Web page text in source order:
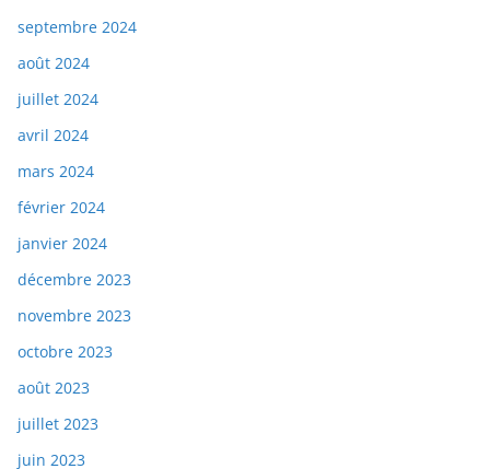
septembre 2024
août 2024
juillet 2024
avril 2024
mars 2024
février 2024
janvier 2024
décembre 2023
novembre 2023
octobre 2023
août 2023
juillet 2023
juin 2023